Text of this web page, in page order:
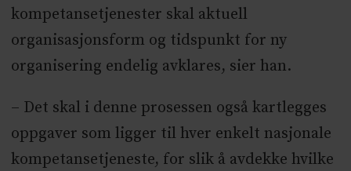
kompetansetjenester skal aktuell
organisasjonsform og tidspunkt for ny
organisering endelig avklares, sier han.
– Det skal i denne prosessen også kartlegges
oppgaver som ligger til hver enkelt nasjonale
kompetansetjeneste, for slik å avdekke hvilke